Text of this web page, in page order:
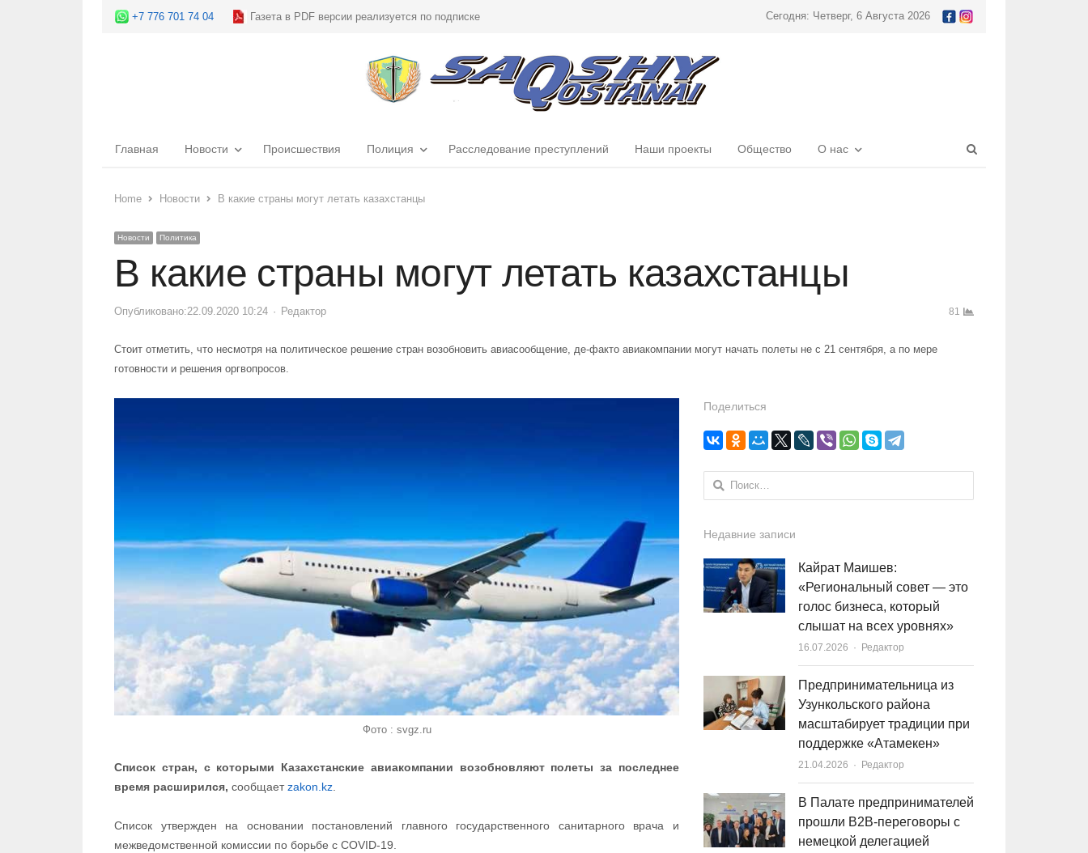
+7 776 701 74 04 Газета в PDF версии реализуется по подписке Сегодня: Четверг, 6 Августа 2026
Главная Новости Происшествия Полиция Расследование преступлений Наши проекты Общество О нас
Home
Новости В какие страны могут летать казахстанцы
Новости Политика
В какие страны могут летать казахстанцы
Опубликовано:22.09.2020 10:24 Author
Редактор 81
Стоит отметить, что несмотря на политическое решение стран возобновить авиасообщение, де-факто авиакомпании могут начать полеты не с 21 сентября, а по мере
готовности и решения оргвопросов.
Фото : svgz.ru
Список стран, с которыми Казахстанские авиакомпании возобновляют полеты за последнее
время расширился, сообщаетzakon.kz.
Список утвержден на основании постановлений главного государственного санитарного врача и
межведомственной комиссии по борьбе с COVID-19.
Поделиться
Найти:
Недавние записи
Кайрат Маишев:
«Региональный совет — это
голос бизнеса, который
слышат на всех уровнях»
16.07.2026 Author
Редактор
Предпринимательница из
Узункольского района
масштабирует традиции при
поддержке «Атамекен»
21.04.2026 Author
Редактор
В Палате предпринимателей
прошли B2B-переговоры с
немецкой делегацией